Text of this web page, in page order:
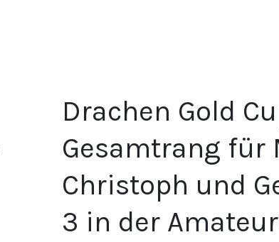
Drachen Gold
Gesamtrang für
Christoph und
3 in der